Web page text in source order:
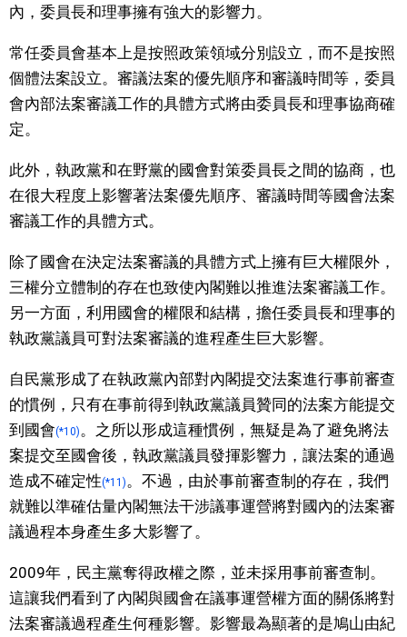
內，委員長和理事擁有強大的影響力。
常任委員會基本上是按照政策領域分別設立，而不是按照
個體法案設立。審議法案的優先順序和審議時間等，委員
會內部法案審議工作的具體方式將由委員長和理事協商確
定。
此外，執政黨和在野黨的國會對策委員長之間的協商，也
在很大程度上影響著法案優先順序、審議時間等國會法案
審議工作的具體方式。
除了國會在決定法案審議的具體方式上擁有巨大權限外，
三權分立體制的存在也致使內閣難以推進法案審議工作。
另一方面，利用國會的權限和結構，擔任委員長和理事的
執政黨議員可對法案審議的進程產生巨大影響。
自民黨形成了在執政黨內部對內閣提交法案進行事前審查
的慣例，只有在事前得到執政黨議員贊同的法案方能提交
到國會(*10) 。之所以形成這種慣例，無疑是為了避免將法
案提交至國會後，執政黨議員發揮影響力，讓法案的通過
造成不確定性(*11) 。不過，由於事前審查制的存在，我們
就難以準確估量內閣無法干涉議事運營將對國內的法案審
議過程本身產生多大影響了。
2009年，民主黨奪得政權之際，並未採用事前審查制。
這讓我們看到了內閣與國會在議事運營權方面的關係將對
法案審議過程產生何種影響。影響最為顯著的是鳩山由紀